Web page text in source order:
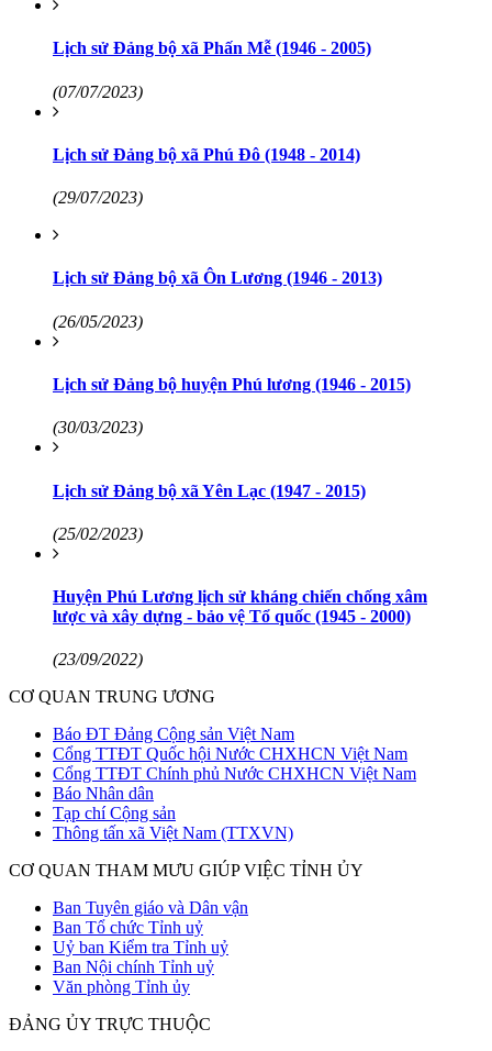
Lịch sử Đảng bộ xã Phấn Mễ (1946 - 2005)
(07/07/2023)
Lịch sử Đảng bộ xã Phú Đô (1948 - 2014)
(29/07/2023)
Lịch sử Đảng bộ xã Ôn Lương (1946 - 2013)
(26/05/2023)
Lịch sử Đảng bộ huyện Phú lương (1946 - 2015)
(30/03/2023)
Lịch sử Đảng bộ xã Yên Lạc (1947 - 2015)
(25/02/2023)
Huyện Phú Lương lịch sử kháng chiến chống xâm
lược và xây dựng - bảo vệ Tổ quốc (1945 - 2000)
(23/09/2022)
CƠ QUAN TRUNG ƯƠNG
Báo ĐT Đảng Cộng sản Việt Nam
Cổng TTĐT Quốc hội Nước CHXHCN Việt Nam
Cổng TTĐT Chính phủ Nước CHXHCN Việt Nam
Báo Nhân dân
Tạp chí Cộng sản
Thông tấn xã Việt Nam (TTXVN)
CƠ QUAN THAM MƯU GIÚP VIỆC TỈNH ỦY
Ban Tuyên giáo và Dân vận
Ban Tổ chức Tỉnh uỷ
Uỷ ban Kiểm tra Tỉnh uỷ
Ban Nội chính Tỉnh uỷ
Văn phòng Tỉnh ủy
ĐẢNG ỦY TRỰC THUỘC